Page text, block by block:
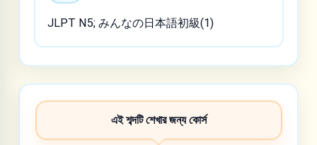
JLPT N5; みんなの日本語初級(1)
এই শব্দটি শেখার জন্য কোর্স